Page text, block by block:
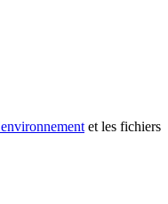
et les fichiers